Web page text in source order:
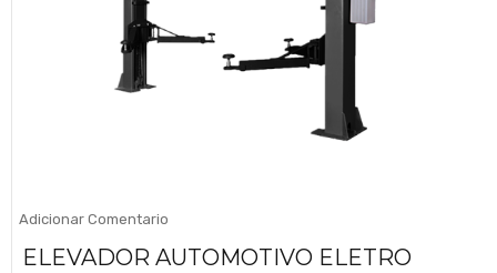
Adicionar Comentario
ELEVADOR AUTOMOTIVO ELETRO